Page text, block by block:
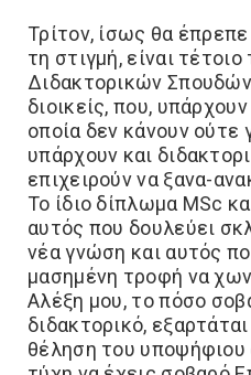
Τρίτον, ίσως θα
τη στιγμή, είναι
Διδακτορικών
διοικείς, που,
οποία δεν κάνουν ούτε
υπάρχουν και
επιχειρούν να ξανα-
Το ίδιο δίπλωμα MSc
αυτός που δουλεύει
νέα γνώση και αυτός
μασημένη τροφή να
Αλέξη μου, το πόσο
διδακτορικό,
θέληση του υποψήφιου